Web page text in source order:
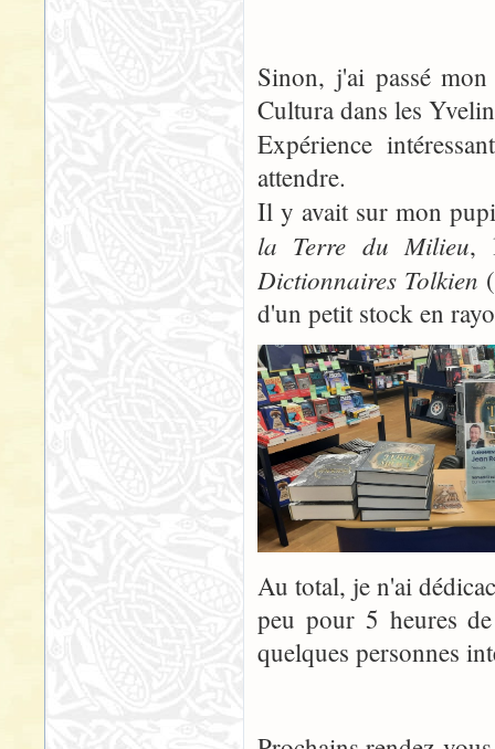
Sinon, j'ai passé
Cultura dans les
Expérience
attendre.
Il y avait sur mon
la Terre du Milieu,
Dictionnaires Tolkien
d'un petit stock en
Au total, je n'ai
peu pour 5 heures
quelques personnes